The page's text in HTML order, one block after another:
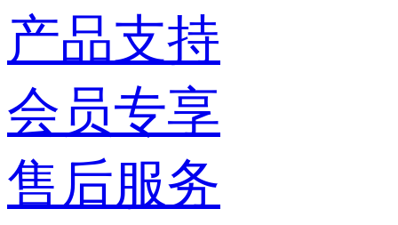
产品支持
会员专享
售后服务